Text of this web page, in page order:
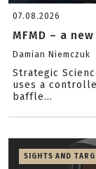
07.08.2026
MFMD – a
Damian Niemczuk
Strategic
uses a
baffle...
SIGHTS AND